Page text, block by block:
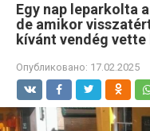
Egy nap leparkolta
de amikor
kívánt vendég
Опубликовано: 17.02.2025